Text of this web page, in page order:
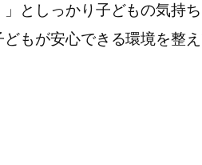
」としっかり子どもの気持
もが安心できる環境を整え